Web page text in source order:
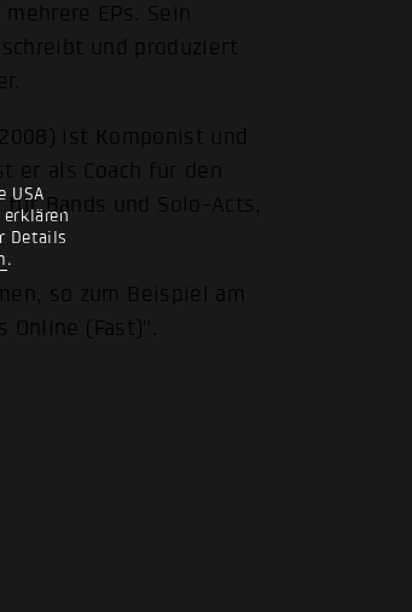
USA
Details
.
EPs. Sein
und produziert
ist Komponist und
er als Coach für den
Bands und Solo-Acts,
so zum Beispiel am
Online (Fast)".